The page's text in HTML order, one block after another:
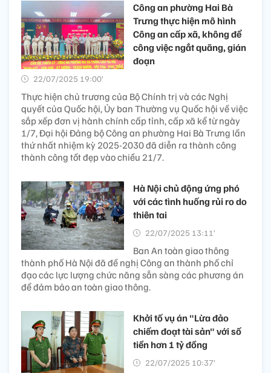
Công an phường Hai Bà
Trưng thực hiện mô hình
Công an cấp xã, không để
công việc ngắt quãng, gián
đoạn
22/07/2025 19:00’
Thực hiện chủ trương của Bộ Chính trị và các Nghị
quyết của Quốc hội, Ủy ban Thường vụ Quốc hội về việc
sắp xếp đơn vị hành chính cấp tỉnh, cấp xã kể từ ngày
1/7, Đại hội Đảng bộ Công an phường Hai Bà Trưng lần
thứ nhất nhiệm kỳ 2025-2030 đã diễn ra thành công
thành công tốt đẹp vào chiều 21/7.
Hà Nội chủ động ứng phó
với các tình huống rủi ro do
thiên tai
22/07/2025 13:11’
Ban An toàn giao thông
thành phố Hà Nội đã đề nghị Công an thành phố chỉ
đạo các lực lượng chức năng sẵn sàng các phương án
để đảm bảo an toàn giao thông.
Khởi tố vụ án "Lừa đảo
chiếm đoạt tài sản" với số
tiền hơn 1 tỷ đồng
22/07/2025 10:37’